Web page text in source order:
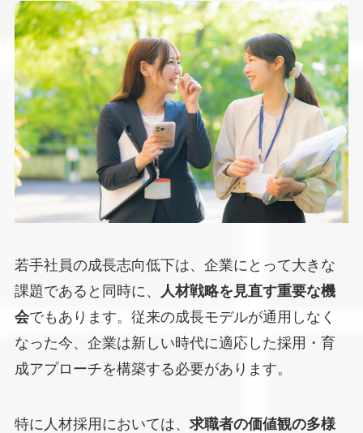
若手社員の成長志向低下は、企業にとって大きな
課題であると同時に、
人材戦略を見直す重要な機
会でもあります。従来の成長モデルが通用しなく
なった今、企業は新しい時代に適応した採用・育
成アプローチを構築する必要があります。
特に人材採用においては、 求職者の価値観の多様